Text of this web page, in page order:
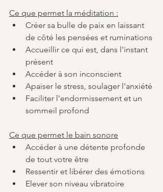
Ce que permet la méditation :
Créer sa bulle de paix en laissant
de côté les pensées et ruminations
Accueillir ce qui est, dans l'instant
présent
Accéder à son inconscient
Apaiser le stress, soulager l'anxiété
Faciliter l'endormissement et un
sommeil profond
Ce que permet le bain sonore
Accéder à une détente profonde
de tout votre être
Ressentir et libérer des émotions
Elever son niveau vibratoire